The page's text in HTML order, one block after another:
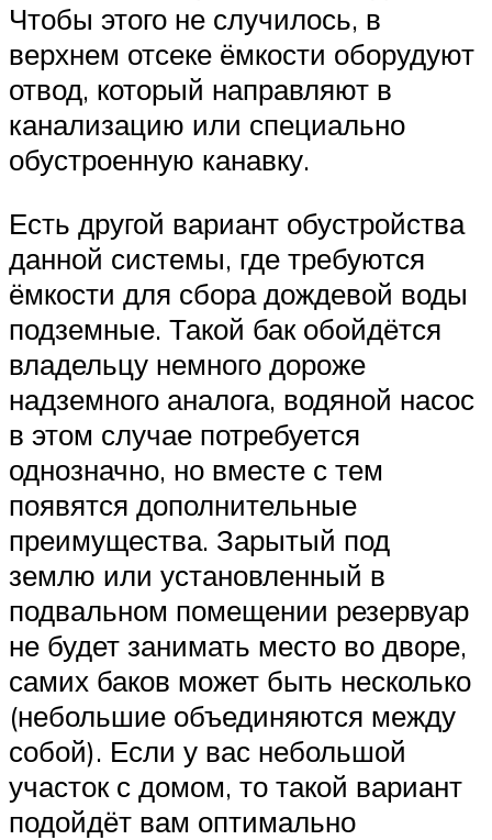
Чтобы этого не случилось, в
верхнем отсеке ёмкости оборудуют
отвод, который направляют в
канализацию или специально
обустроенную канавку.
Есть другой вариант обустройства
данной системы, где требуются
ёмкости для сбора дождевой воды
подземные. Такой бак обойдётся
владельцу немного дороже
надземного аналога, водяной насос
в этом случае потребуется
однозначно, но вместе с тем
появятся дополнительные
преимущества. Зарытый под
землю или установленный в
подвальном помещении резервуар
не будет занимать место во дворе,
самих баков может быть несколько
(небольшие объединяются между
собой). Если у вас небольшой
участок с домом, то такой вариант
подойдёт вам оптимально